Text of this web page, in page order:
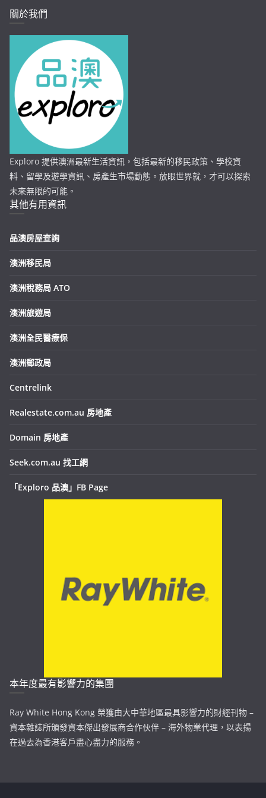
關於我們
Exploro 提供澳洲最新生活資訊，包括最新的移民政策、學校資
料、留學及遊學資訊、房產生市場動態。放眼世界就，才可以探索
未來無限的可能。
其他有用資訊
品澳房屋查詢
澳洲移民局
澳洲稅務局 ATO
澳洲旅遊局
澳洲全民醫療保
澳洲郵政局
Centrelink
Realestate.com.au 房地產
Domain 房地產
Seek.com.au 找工網
「Exploro 品澳」FB Page
本年度最有影響力的集團
Ray White Hong Kong 榮獲由大中華地區最具影響力的財經刊物 –
資本雜誌所頒發資本傑出發展商合作伙伴 – 海外物業代理，以表揚
在過去為香港客戶盡心盡力的服務。